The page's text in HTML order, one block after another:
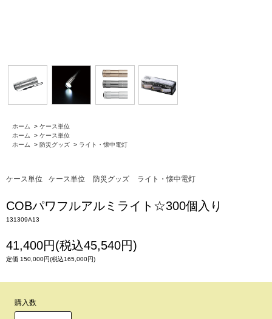
ホーム > ケース単位
ホーム
> ケース単位
ホーム
> 防災グッズ > ライト・懐中電灯
ケース単位 ケース単位 防災グッズ ライト・懐中電灯
COBパワフルアルミライト☆300個入り
131309A13
41,400円(税込45,540円)
定価 150,000円(税込165,000円)
購入数